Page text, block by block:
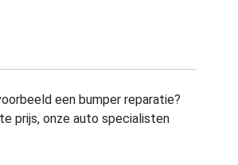
een bumper reparatie?
prijs, onze auto specialisten